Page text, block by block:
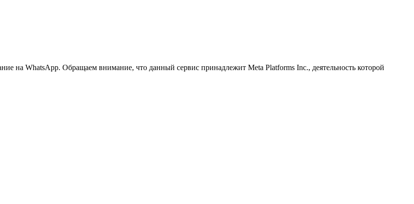
на WhatsApp. Обращаем внимание, что данный сервис принадлежит Meta Platforms Inc., деятельность которой